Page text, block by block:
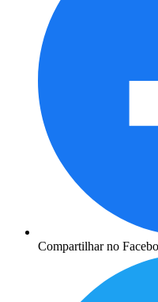
Compartilhar no